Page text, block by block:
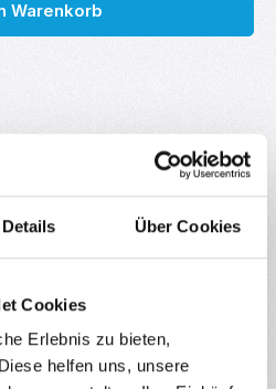
Details Über Cookies
Cookies
Erlebnis zu bieten,
helfen uns, unsere
Warenkorb
Lasten präzise regeln. So